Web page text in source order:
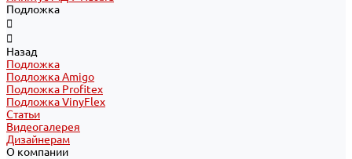
Подложка
Назад
Подложка
Подложка Amigo
Подложка Profitex
Подложка VinyFlex
Статьи
Видеогалерея
Дизайнерам
О компании